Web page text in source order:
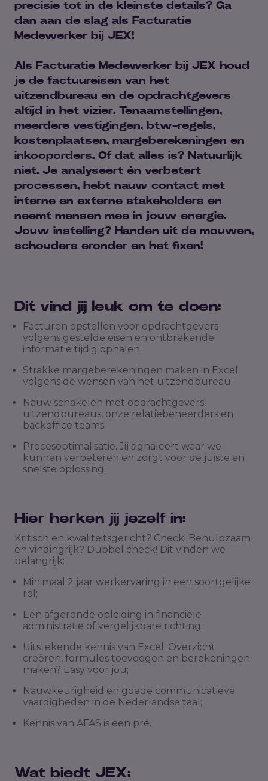
precisie tot in de kleinste details? Ga
dan aan de slag als Facturatie
Medewerker bij JEX!
Als Facturatie Medewerker bij JEX houd
je de factuureisen van het
uitzendbureau en de opdrachtgevers
altijd in het vizier. Tenaamstellingen,
meerdere vestigingen, btw-regels,
kostenplaatsen, margeberekeningen en
inkooporders. Of dat alles is? Natuurlijk
niet. Je analyseert én verbetert
processen, hebt nauw contact met
interne en externe stakeholders en
neemt mensen mee in jouw energie.
Jouw instelling? Handen uit de mouwen,
schouders eronder en het fixen!
Dit vind jij leuk om te doen:
Facturen opstellen voor opdrachtgevers
volgens gestelde eisen en ontbrekende
informatie tijdig ophalen;
Strakke margeberekeningen maken in Excel
volgens de wensen van het uitzendbureau;
Nauw schakelen met opdrachtgevers,
uitzendbureaus, onze relatiebeheerders en
backoffice teams;
Procesoptimalisatie. Jij signaleert waar we
kunnen verbeteren en zorgt voor de juiste en
snelste oplossing.
Hier herken jij jezelf in:
Kritisch en kwaliteitsgericht? Check! Behulpzaam
en vindingrijk? Dubbel check! Dit vinden we
belangrijk:
Minimaal 2 jaar werkervaring in een soortgelijke
rol;
Een afgeronde opleiding in financiële
administratie of vergelijkbare richting;
Uitstekende kennis van Excel. Overzicht
creëren, formules toevoegen en berekeningen
maken? Easy voor jou;
Nauwkeurigheid en goede communicatieve
vaardigheden in de Nederlandse taal;
Kennis van AFAS is een pré.
Wat biedt JEX: